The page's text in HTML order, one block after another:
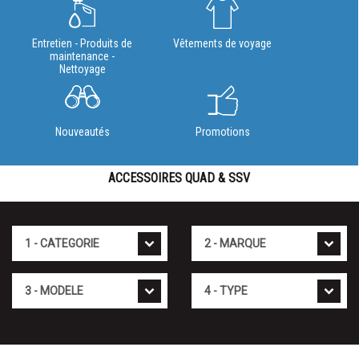
Entretien - Produits de
maintenance -
Nettoyage
Vêtements de voyage
Nouveautés Promotions
ACCESSOIRES QUAD & SSV